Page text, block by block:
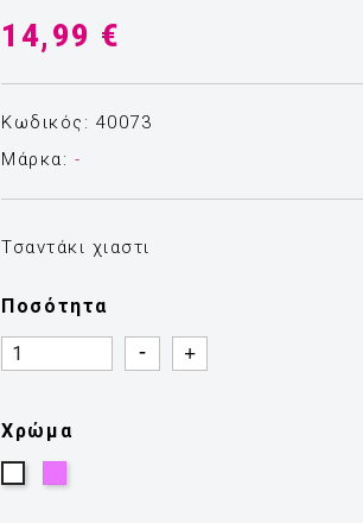
14,99 €
Κωδικός: 40073
Μάρκα: -
Τσαντάκι χιαστι
Ποσότητα
Quantity
Quantity
Χρώμα